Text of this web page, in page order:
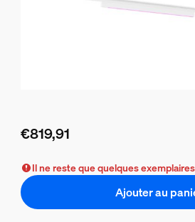
€819,91
Il ne reste que quelques exemplaires
Ajouter au